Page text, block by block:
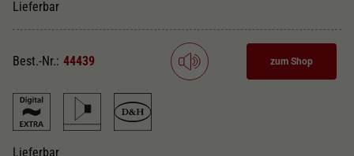
Lieferbar
Best.-Nr.: 44439
Lieferbar
zum Shop
Ihrer vorgenommen Einstellungen, falls der
Webseiten-Betreiber dies eingestellt hat.